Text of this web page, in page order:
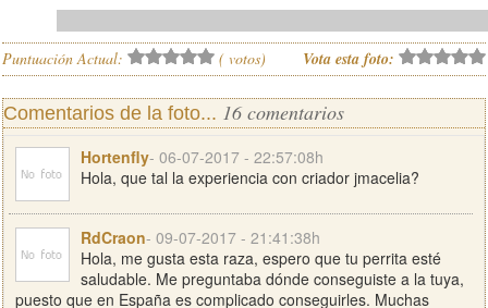
Puntuación Actual: ( votos) Vota esta foto:
Comentarios de la foto... 16 comentarios
Hortenfly- 06-07-2017 - 22:57:08h
Hola, que tal la experiencia con criador jmacelia?
RdCraon- 09-07-2017 - 21:41:38h
Hola, me gusta esta raza, espero que tu perrita esté
saludable. Me preguntaba dónde conseguiste a la tuya,
puesto que en España es complicado conseguirles. Muchas